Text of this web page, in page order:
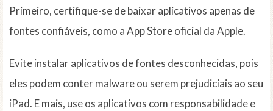
Primeiro, certifique-se de baixar aplicativos apenas de
fontes confiáveis, como a App Store oficial da Apple.
Evite instalar aplicativos de fontes desconhecidas, pois
eles podem conter malware ou serem prejudiciais ao seu
iPad. E mais, use os aplicativos com responsabilidade e